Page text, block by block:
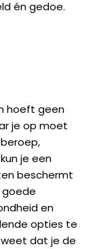
én gedoe.
hoeft geen
je op moet
je een
beschermt
goede
en
opties te
dat je de